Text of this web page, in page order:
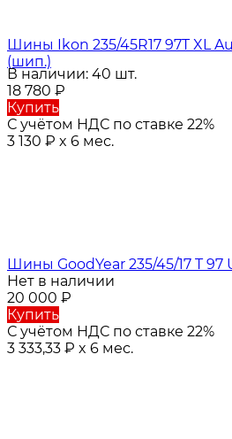
Шины Ikon 235/45R17 97T XL
(шип.)
В наличии: 40 шт.
18 780 ₽
Купить
С учётом НДС по ставке 22%
3 130 ₽ x 6 мес.
Шины GoodYear 235/45/17 T 97
Нет в наличии
20 000 ₽
Купить
С учётом НДС по ставке 22%
3 333,33 ₽ x 6 мес.